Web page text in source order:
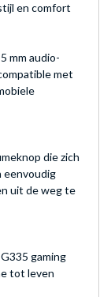
en comfort
mm audio-
met
die zich
eenvoudig
uit de weg te
gaming
tot leven